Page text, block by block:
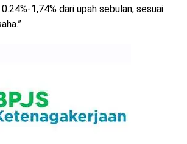
1,74% dari upah sebulan, sesuai